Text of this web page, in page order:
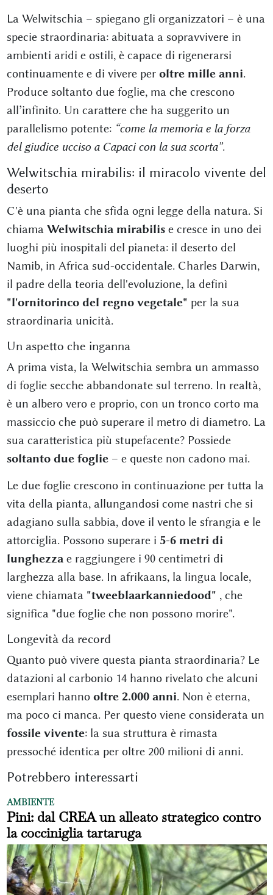
La Welwitschia – spiegano gli organizzatori – è una
specie straordinaria: abituata a sopravvivere in
ambienti aridi e ostili, è capace di rigenerarsi
continuamente e di vivere per oltre mille anni.
Produce soltanto due foglie, ma che crescono
all’infinito. Un carattere che ha suggerito un
parallelismo potente: “come la memoria e la forza
del giudice ucciso a Capaci con la sua scorta”.
Welwitschia mirabilis: il miracolo vivente del
deserto
C'è una pianta che sfida ogni legge della natura. Si
chiama Welwitschia mirabilise cresce in uno dei
luoghi più inospitali del pianeta: il deserto del
Namib, in Africa sud-occidentale. Charles Darwin,
il padre della teoria dell'evoluzione, la definì
"l'ornitorinco del regno vegetale" per la sua
straordinaria unicità.
Un aspetto che inganna
A prima vista, la Welwitschia sembra un ammasso
di foglie secche abbandonate sul terreno. In realtà,
è un albero vero e proprio, con un tronco corto ma
massiccio che può superare il metro di diametro. La
sua caratteristica più stupefacente? Possiede
soltanto due foglie– e queste non cadono mai.
Le due foglie crescono in continuazione per tutta la
vita della pianta, allungandosi come nastri che si
adagiano sulla sabbia, dove il vento le sfrangia e le
attorciglia. Possono superare i 5-6 metri di
lunghezzae raggiungere i 90 centimetri di
larghezza alla base. In afrikaans, la lingua locale,
viene chiamata "tweeblaarkanniedood" , che
significa "due foglie che non possono morire".
Longevità da record
Quanto può vivere questa pianta straordinaria? Le
datazioni al carbonio 14 hanno rivelato che alcuni
esemplari hanno oltre 2.000 anni. Non è eterna,
ma poco ci manca. Per questo viene considerata un
fossile vivente: la sua struttura è rimasta
pressoché identica per oltre 200 milioni di anni.
Potrebbero interessarti
AMBIENTE
Pini: dal CREA un alleato strategico contro
la cocciniglia tartaruga